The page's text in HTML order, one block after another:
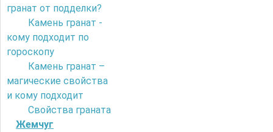
гранат от подделки?
Камень гранат -
кому подходит по
гороскопу
Камень гранат –
магические свойства
и кому подходит
Свойства граната
Жемчуг